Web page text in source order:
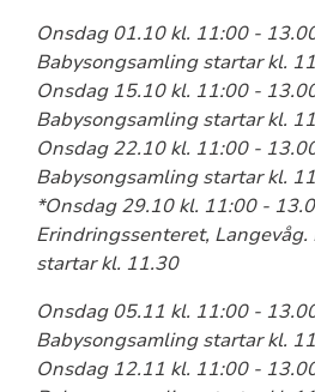
Onsdag 01.10 kl. 11:00 -
Babysongsamling startar kl.
Onsdag 15.10 kl. 11:00 -
Babysongsamling startar kl.
Onsdag 22.10 kl. 11:00 -
Babysongsamling startar kl.
*Onsdag 29.10 kl. 11:00 -
Erindringssenteret,
startar kl. 11.30
Onsdag 05.11 kl. 11:00 -
Babysongsamling startar kl.
Onsdag 12.11 kl. 11:00 -